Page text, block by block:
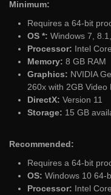
Minimum:
Requires a 64-bit
OS *: Windows 7,
Processor: Intel
Memory: 8 GB RAM
Graphics: NVIDIA
260x with 2GB Video
DirectX: Version 11
Storage: 15 GB
Recommended:
Requires a 64-bit
OS: Windows 10 64-
Processor: Intel